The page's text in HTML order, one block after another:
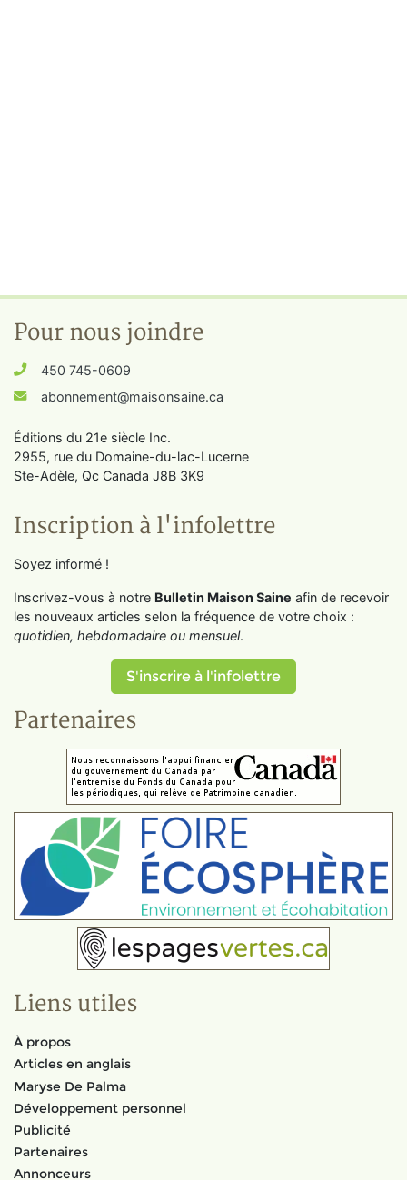
Pour nous joindre
450 745-0609
abonnement@maisonsaine.ca
Éditions du 21e siècle Inc.
2955, rue du Domaine-du-lac-Lucerne
Ste-Adèle, Qc Canada J8B 3K9
Inscription à l'infolettre
Soyez informé !
Inscrivez-vous à notre Bulletin Maison Saine afin de recevoir
les nouveaux articles selon la fréquence de votre choix :
quotidien, hebdomadaire ou mensuel.
S'inscrire à l'infolettre
Partenaires
Liens utiles
À propos
Articles en anglais
Maryse De Palma
Développement personnel
Publicité
Partenaires
Annonceurs